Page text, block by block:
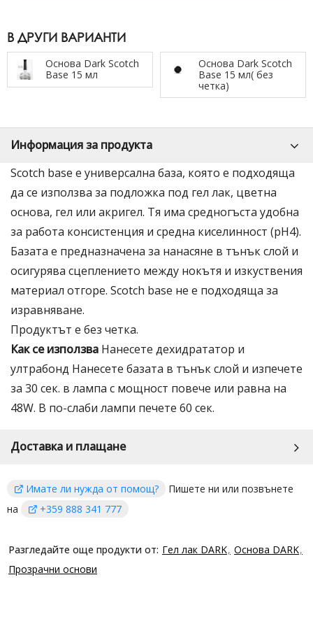
В ДРУГИ ВАРИАНТИ
Основа Dark Scotch
Base 15 мл
Основа Dark Scotch
Base 15 мл( без
четка)
Информация за продукта
Scotch base е универсална база, която е подходяща
да се използва за подложка под гел лак, цветна
основа, гел или акригел. Тя има средногъста удобна
за работа консистенция и средна киселинност (pH4).
Базата е предназначена за нанасяне в тънък слой и
осигурява сцеплението между нокътя и изкуствения
материал отгоре. Scotch base не е подходяща за
изравняване.
Продуктът е без четка.
Как се използва Нанесете дехидрататор и
ултрабонд Нанесете базата в тънък слой и изпечете
за 30 сек. в лампа с мощност повече или равна на
48W. В по-слаби лампи печете 60 сек.
Доставка и плащане
Имате ли нужда от помощ?
Пишете ни или позвънете
на
+359 888 341 777
Разгледайте още продукти от: Гел лак DARK Основа DARK
Прозрачни основи